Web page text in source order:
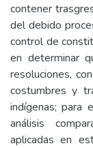
contener
del debido
control de
en determinar
resoluciones,
costumbres y
indígenas; para
análisis
aplicadas en